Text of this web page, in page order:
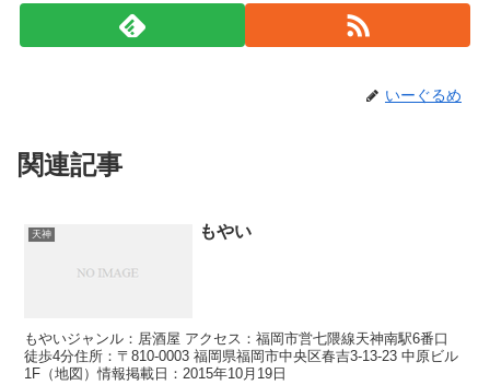
いーぐるめ
関連記事
天神 もやい
もやいジャンル：居酒屋 アクセス：福岡市営七隈線天神南駅6番口
徒歩4分住所：〒810-0003 福岡県福岡市中央区春吉3-13-23 中原ビル
1F（地図）情報掲載日：2015年10月19日